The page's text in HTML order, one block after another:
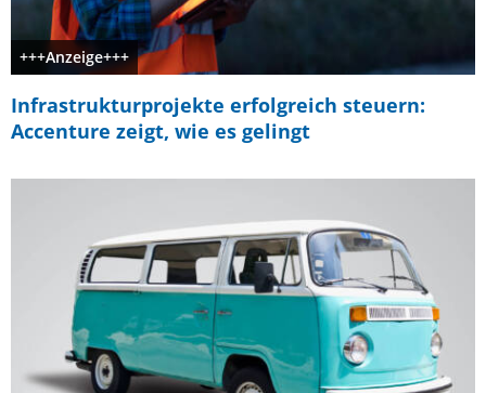
+++Anzeige+++
Infrastrukturprojekte erfolgreich steuern:
Accenture zeigt, wie es gelingt